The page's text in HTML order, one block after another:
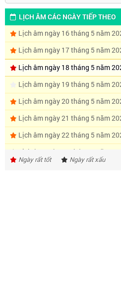
LỊCH ÂM CÁC NGÀY TIẾP THEO
Lịch âm ngày 16 tháng 5 năm
Lịch âm ngày 17 tháng 5 năm
Lịch âm ngày 18 tháng 5 năm
Lịch âm ngày 19 tháng 5 năm
Lịch âm ngày 20 tháng 5 năm
Lịch âm ngày 21 tháng 5 năm
Lịch âm ngày 22 tháng 5 năm
Lịch âm ngày 23 tháng 5 năm
Ngày rất tốt Ngày rất xấu